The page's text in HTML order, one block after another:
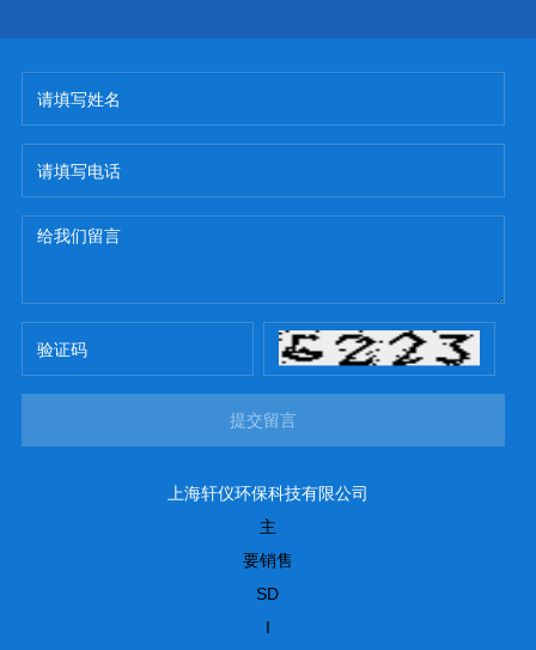
提交留言
上海轩仪环保科技有限公司
主
要销售
SD
I